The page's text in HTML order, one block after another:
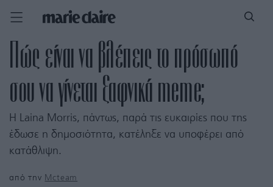
Πώς είναι να βλέπεις το πρόσωπό
σου να γίνεται ξαφνικά meme;
Η Laina Morris, πάντως, παρά τις ευκαιρίες που της
έδωσε η δημοσιότητα, κατέληξε να υποφέρει από
κατάθλιψη.
από την Mcteam